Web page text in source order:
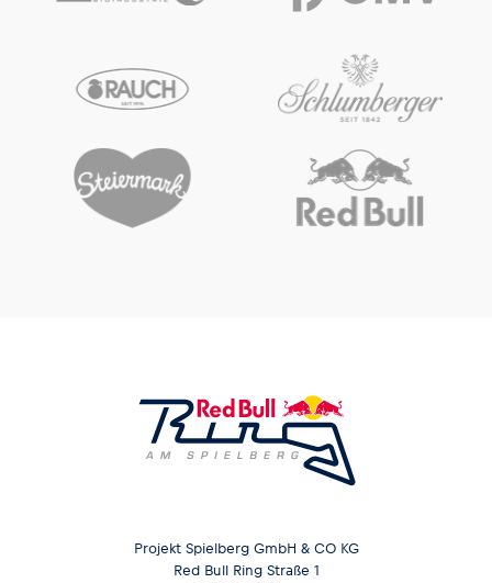
Projekt Spielberg GmbH & CO KG
Red Bull Ring Straße 1